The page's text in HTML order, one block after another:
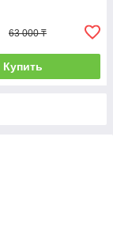
63 000 ₸
Купить